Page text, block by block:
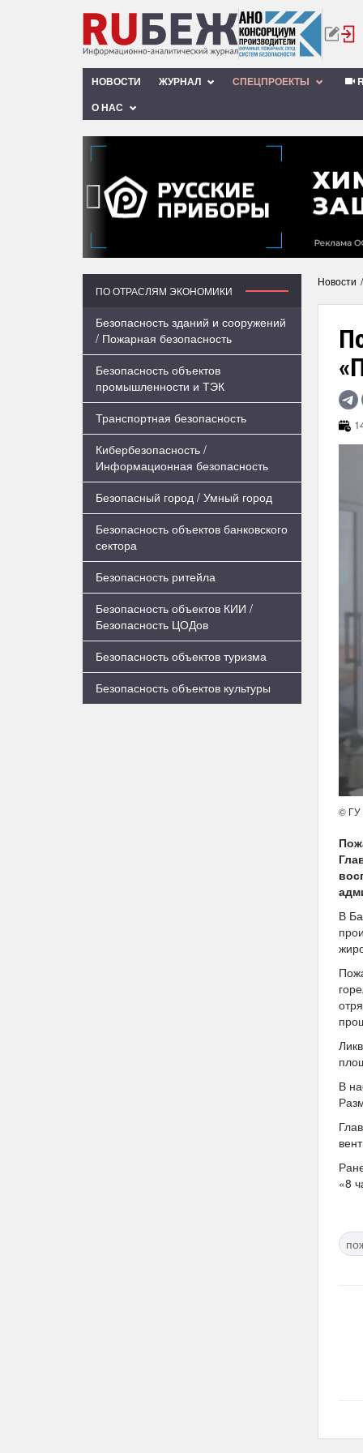
НОВОСТИ ЖУРНАЛ СПЕЦПРОЕКТЫ
О НАС
‹
ПО ОТРАСЛЯМ ЭКОНОМИКИ
Безопасность зданий и сооружений
/ Пожарная безопасность
Безопасность объектов
промышленности и ТЭК
Транспортная безопасность
Кибербезопасность /
Информационная безопасность
Безопасный город / Умный город
Безопасность объектов банковского
сектора
Безопасность ритейла
Безопасность объектов КИИ /
Безопасность ЦОДов
Безопасность объектов туризма
Безопасность объектов культуры
Новости
© ГУ
В
В
«8